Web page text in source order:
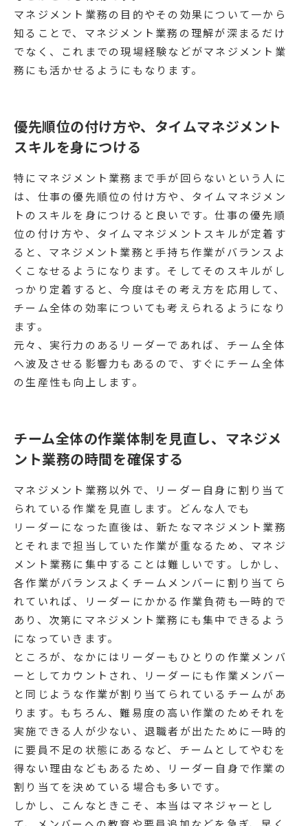
マネジメント業務の目的やその効果について一から
知ることで、マネジメント業務の理解が深まるだけ
でなく、これまでの現場経験などがマネジメント業
務にも活かせるようにもなります。
優先順位の付け方や、タイムマネジメント
スキルを身につける
特にマネジメント業務まで手が回らないという人に
は、仕事の優先順位の付け方や、タイムマネジメン
トのスキルを身につけると良いです。仕事の優先順
位の付け方や、タイムマネジメントスキルが定着す
ると、マネジメント業務と手持ち作業がバランスよ
くこなせるようになります。そしてそのスキルがし
っかり定着すると、今度はその考え方を応用して、
チーム全体の効率についても考えられるようになり
ます。
元々、実行力のあるリーダーであれば、チーム全体
へ波及させる影響力もあるので、すぐにチーム全体
の生産性も向上します。
チーム全体の作業体制を見直し、マネジメ
ント業務の時間を確保する
マネジメント業務以外で、リーダー自身に割り当て
られている作業を見直します。どんな人でも
リーダーになった直後は、新たなマネジメント業務
とそれまで担当していた作業が重なるため、マネジ
メント業務に集中することは難しいです。しかし、
各作業がバランスよくチームメンバーに割り当てら
れていれば、リーダーにかかる作業負荷も一時的で
あり、次第にマネジメント業務にも集中できるよう
になっていきます。
ところが、なかにはリーダーもひとりの作業メンバ
ーとしてカウントされ、リーダーにも作業メンバー
と同じような作業が割り当てられているチームがあ
ります。もちろん、難易度の高い作業のためそれを
実施できる人が少ない、退職者が出たために一時的
に要員不足の状態にあるなど、チームとしてやむを
得ない理由などもあるため、リーダー自身で作業の
割り当てを決めている場合も多いです。
しかし、こんなときこそ、本当はマネジャーとし